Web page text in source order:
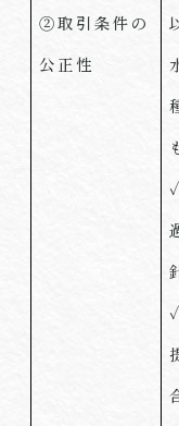
②取引条件の
公正性